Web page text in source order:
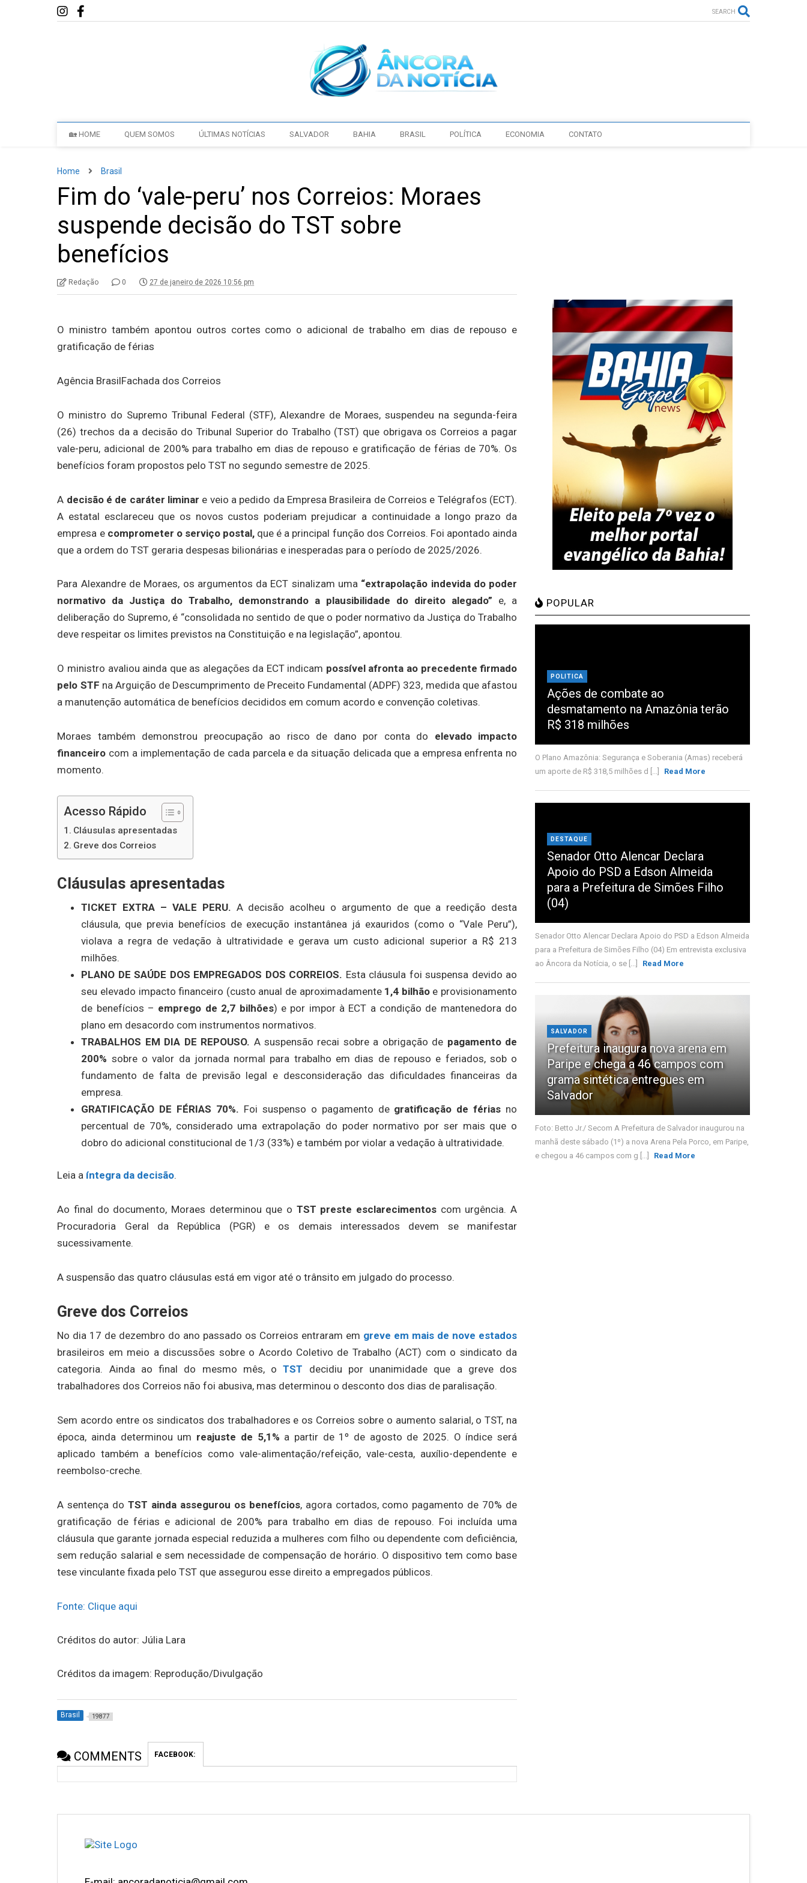
SEARCH
🏡 HOME QUEM SOMOS ÚLTIMAS NOTÍCIAS SALVADOR BAHIA BRASIL POLÍTICA ECONOMIA CONTATO
Home Brasil
Fim do ‘vale-peru’ nos Correios: Moraes
suspende decisão do TST sobre
benefícios
Redação 0 27 de janeiro de 2026 10:56 pm
O ministro também apontou outros cortes como o adicional de trabalho em dias de repouso e
gratificação de férias
Agência BrasilFachada dos Correios
O ministro do Supremo Tribunal Federal (STF), Alexandre de Moraes, suspendeu na segunda-feira
(26) trechos da a decisão do Tribunal Superior do Trabalho (TST) que obrigava os Correios a pagar
vale-peru, adicional de 200% para trabalho em dias de repouso e gratificação de férias de 70%. Os
benefícios foram propostos pelo TST no segundo semestre de 2025.
A decisão é de caráter liminar e veio a pedido da Empresa Brasileira de Correios e Telégrafos (ECT).
A estatal esclareceu que os novos custos poderiam prejudicar a continuidade a longo prazo da
empresa ecomprometer o serviço postal,que é a principal função dos Correios. Foi apontado ainda
que a ordem do TST geraria despesas bilionárias e inesperadas para o período de 2025/2026.
Para Alexandre de Moraes, os argumentos da ECT sinalizam uma “extrapolação indevida do poder
normativo da Justiça do Trabalho, demonstrando a plausibilidade do direito alegado” e, a
deliberação do Supremo, é “consolidada no sentido de que o poder normativo da Justiça do Trabalho
deve respeitar os limites previstos na Constituição e na legislação”, apontou.
O ministro avaliou ainda que as alegações da ECT indicam possível afronta ao precedente firmado
pelo STF na Arguição de Descumprimento de Preceito Fundamental (ADPF) 323, medida que afastou
a manutenção automática de benefícios decididos em comum acordo e convenção coletivas.
Moraes também demonstrou preocupação ao risco de dano por conta do elevado impacto
financeiro com a implementação de cada parcela e da situação delicada que a empresa enfrenta no
momento.
Acesso Rápido
Cláusulas apresentadas
Greve dos Correios
Cláusulas apresentadas
TICKET EXTRA – VALE PERU. A decisão acolheu o argumento de que a reedição desta
cláusula, que previa benefícios de execução instantânea já exauridos (como o “Vale Peru”),
violava a regra de vedação à ultratividade e gerava um custo adicional superior a R$ 213
milhões.
PLANO DE SAÚDE DOS EMPREGADOS DOS CORREIOS. Esta cláusula foi suspensa devido ao
seu elevado impacto financeiro (custo anual de aproximadamente 1 ,4 bilhãoe provisionamento
de benefícios – emprego de 2,7 bilhões) e por impor à ECT a condição de mantenedora do
plano em desacordo com instrumentos normativos.
TRABALHOS EM DIA DE REPOUSO. A suspensão recai sobre a obrigação de pagamento de
200% sobre o valor da jornada normal para trabalho em dias de repouso e feriados, sob o
fundamento de falta de previsão legal e desconsideração das dificuldades financeiras da
empresa.
GRATIFICAÇÃO DE FÉRIAS 70%. Foi suspenso o pagamento de gratificação de férias no
percentual de 70%, considerado uma extrapolação do poder normativo por ser mais que o
dobro do adicional constitucional de 1/3 (33%) e também por violar a vedação à ultratividade.
Leia a íntegra da decisão.
Ao final do documento, Moraes determinou que o TST preste esclarecimentos com urgência. A
Procuradoria Geral da República (PGR) e os demais interessados devem se manifestar
sucessivamente.
A suspensão das quatro cláusulas está em vigor até o trânsito em julgado do processo.
Greve dos Correios
No dia 17 de dezembro do ano passado os Correios entraram em greve em mais de nove estados
brasileiros em meio a discussões sobre o Acordo Coletivo de Trabalho (ACT) com o sindicato da
categoria. Ainda ao final do mesmo mês, oTST decidiu por unanimidade que a greve dos
trabalhadores dos Correios não foi abusiva, mas determinou o desconto dos dias de paralisação.
Sem acordo entre os sindicatos dos trabalhadores e os Correios sobre o aumento salarial, o TST, na
época, ainda determinou um reajuste de 5,1% a partir de 1º de agosto de 2025. O índice será
aplicado também a benefícios como vale-alimentação/refeição, vale-cesta, auxílio-dependente e
reembolso-creche.
A sentença doTST ainda assegurou os benefícios, agora cortados, como pagamento de 70% de
gratificação de férias e adicional de 200% para trabalho em dias de repouso. Foi incluída uma
cláusula que garante jornada especial reduzida a mulheres com filho ou dependente com deficiência,
sem redução salarial e sem necessidade de compensação de horário. O dispositivo tem como base
tese vinculante fixada pelo TST que assegurou esse direito a empregados públicos.
Fonte: Clique aqui
Créditos do autor: Júlia Lara
Créditos da imagem: Reprodução/Divulgação
Brasil 19877
COMMENTS FACEBOOK:
POPULAR
POLITICA
Ações de combate ao
desmatamento na Amazônia terão
R$ 318 milhões
O Plano Amazônia: Segurança e Soberania (Amas) receberá
um aporte de R$ 318,5 milhões d [...]
Read More
DESTAQUE
Senador Otto Alencar Declara
Apoio do PSD a Edson Almeida
para a Prefeitura de Simões Filho
(04)
Senador Otto Alencar Declara Apoio do PSD a Edson Almeida
para a Prefeitura de Simões Filho (04) Em entrevista exclusiva
ao Âncora da Notícia, o se [...]
Read More
SALVADOR
Prefeitura inaugura nova arena em
Paripe e chega a 46 campos com
grama sintética entregues em
Salvador
Foto: Betto Jr./ Secom A Prefeitura de Salvador inaugurou na
manhã deste sábado (1º) a nova Arena Pela Porco, em Paripe,
e chegou a 46 campos com g [...]
Read More